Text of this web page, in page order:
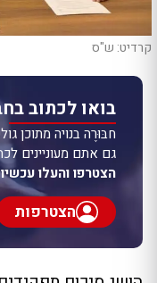
קרדיט: ש"ס
בואו לכתוב
חבּוּרֶה בנויה מתוכן
גם אתם מעוניינים
הצטרפו והעלו
הצטרפות